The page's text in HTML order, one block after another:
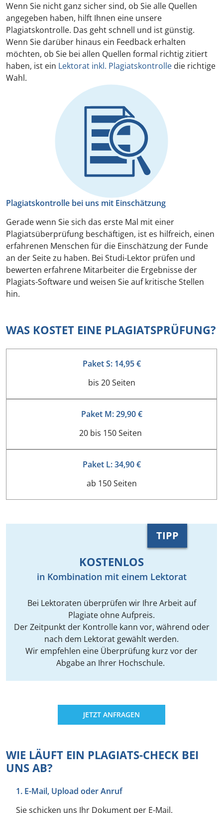
Wenn Sie nicht ganz sicher sind, ob Sie alle Quellen
angegeben haben, hilft Ihnen eine unsere
Plagiatskontrolle. Das geht schnell und ist günstig.
Wenn Sie darüber hinaus ein Feedback erhalten
möchten, ob Sie bei allen Quellen formal richtig zitiert
haben, ist ein Lektorat inkl. Plagiatskontrolle die richtige
Wahl.
Plagiatskontrolle bei uns mit Einschätzung
Gerade wenn Sie sich das erste Mal mit einer
Plagiatsüberprüfung beschäftigen, ist es hilfreich, einen
erfahrenen Menschen für die Einschätzung der Funde
an der Seite zu haben. Bei Studi-Lektor prüfen und
bewerten erfahrene Mitarbeiter die Ergebnisse der
Plagiats-Software und weisen Sie auf kritische Stellen
hin.
WAS KOSTET EINE PLAGIATSPRÜFUNG?
Paket S: 14,95 €
bis 20 Seiten
Paket M: 29,90 €
20 bis 150 Seiten
Paket L: 34,90 €
ab 150 Seiten
TIPP
KOSTENLOS
in Kombination mit einem Lektorat
Bei Lektoraten überprüfen wir Ihre Arbeit auf
Plagiate ohne Aufpreis.
Der Zeitpunkt der Kontrolle kann vor, während oder
nach dem Lektorat gewählt werden.
Wir empfehlen eine Überprüfung kurz vor der
Abgabe an Ihrer Hochschule.
JETZT ANFRAGEN
WIE LÄUFT EIN PLAGIATS-CHECK BEI
UNS AB?
1. E-Mail, Upload oder Anruf
Sie schicken uns Ihr Dokument per E-Mail,